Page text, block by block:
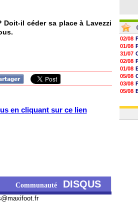
Doit-il céder sa place à Lavezzi
en cliquant sur ce lien
Communauté DISQUS
02/08
01/08
31/07
02/08
01/08
05/08
03/08
05/08
03/08